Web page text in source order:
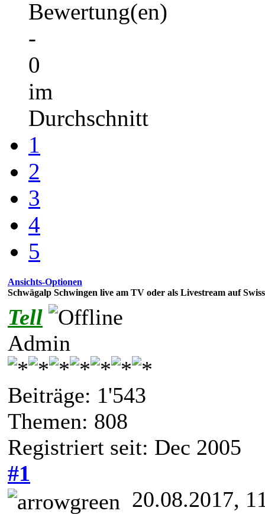
Bewertung(en)
-
0
im
Durchschnitt
1
2
3
4
5
Ansichts-Optionen
Schwägalp Schwingen live am TV oder als Livestream auf
Tell
Admin
Beiträge: 1'543
Themen: 808
Registriert seit: Dec 2005
#1
20.08.2017,